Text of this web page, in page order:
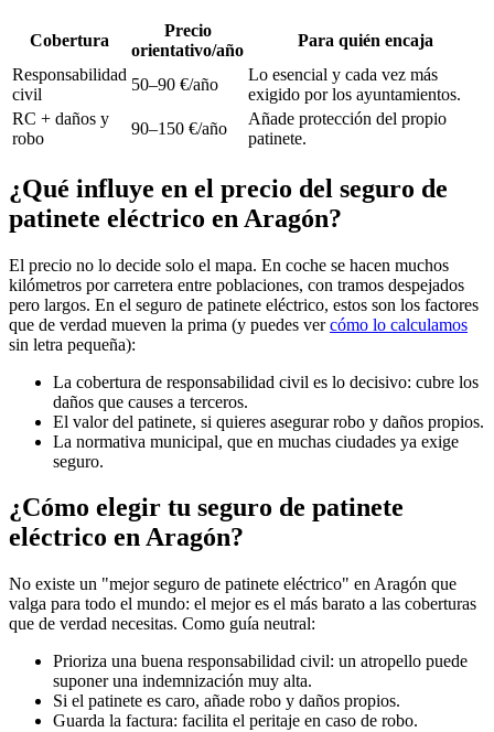
Cobertura
Precio
orientativo/año
Para quién encaja
Responsabilidad
civil
50–90 €/año
Lo esencial y cada vez más
exigido por los ayuntamientos.
RC + daños y
robo
90–150 €/año
Añade protección del propio
patinete.
¿Qué influye en el precio del seguro de
patinete eléctrico en Aragón?
El precio no lo decide solo el mapa. En coche se hacen muchos
kilómetros por carretera entre poblaciones, con tramos despejados
pero largos. En el seguro de patinete eléctrico, estos son los factores
que de verdad mueven la prima (y puedes vercómo lo calculamos
sin letra pequeña):
La cobertura de responsabilidad civil es lo decisivo: cubre los
daños que causes a terceros.
El valor del patinete, si quieres asegurar robo y daños propios.
La normativa municipal, que en muchas ciudades ya exige
seguro.
¿Cómo elegir tu seguro de patinete
eléctrico en Aragón?
No existe un "mejor seguro de patinete eléctrico" en Aragón que
valga para todo el mundo: el mejor es el más barato a las coberturas
que de verdad necesitas. Como guía neutral:
Prioriza una buena responsabilidad civil: un atropello puede
suponer una indemnización muy alta.
Si el patinete es caro, añade robo y daños propios.
Guarda la factura: facilita el peritaje en caso de robo.